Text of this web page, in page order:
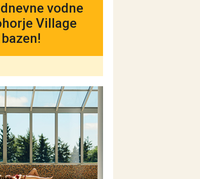
vodne
Village